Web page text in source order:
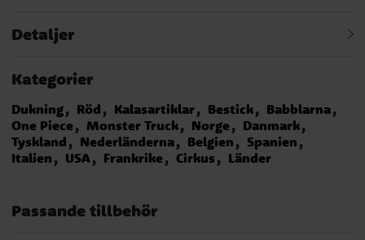
Detaljer
Kategorier
Dukning Röd Kalasartiklar Bestick
Babblarna
One Piece
Monster Truck Norge
Danmark
Tyskland
Nederländerna Belgien
Spanien
Italien
USA Frankrike Cirkus Länder
Passande tillbehör